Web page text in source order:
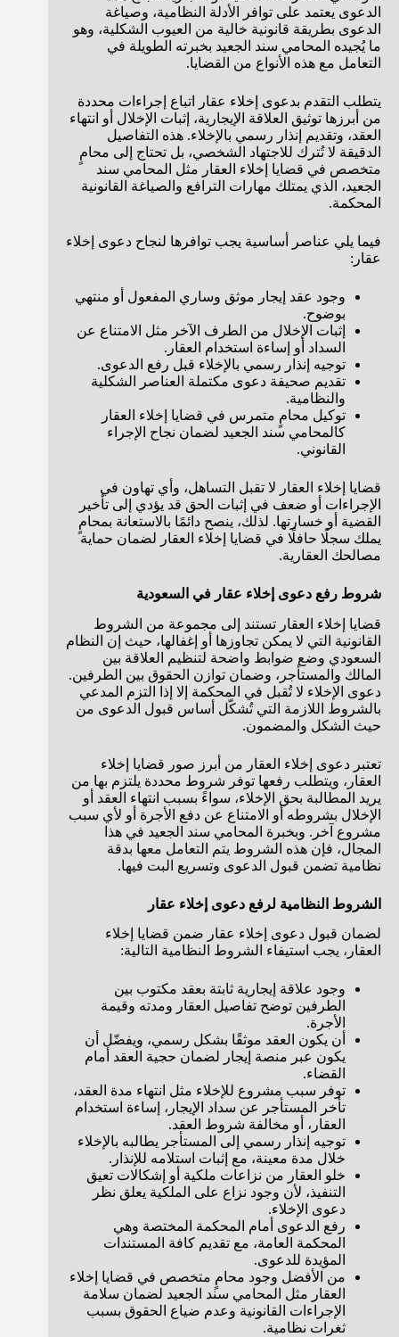
الدعوى يعتمد على توافر الأدلة النظامية، وصياغة
الدعوى بطريقة قانونية خالية من العيوب الشكلية، وهو
ما يُجيده المحامي سند الجعيد بخبرته الطويلة في
التعامل مع هذه الأنواع من القضايا.
يتطلب التقدم بدعوى إخلاء عقار اتباع إجراءات محددة
من أبرزها توثيق العلاقة الإيجارية، إثبات الإخلال أو انتهاء
العقد، وتقديم إنذار رسمي بالإخلاء. هذه التفاصيل
الدقيقة لا تُترك للاجتهاد الشخصي، بل تحتاج إلى محامٍ
متخصص في قضايا إخلاء العقار مثل المحامي سند
الجعيد، الذي يمتلك مهارات الترافع والصياغة القانونية
المحكمة.
فيما يلي عناصر أساسية يجب توافرها لنجاح دعوى إخلاء
عقار:
وجود عقد إيجار موثق وساري المفعول أو منتهي
بوضوح.
إثبات الإخلال من الطرف الآخر مثل الامتناع عن
السداد أو إساءة استخدام العقار.
توجيه إنذار رسمي بالإخلاء قبل رفع الدعوى.
تقديم صحيفة دعوى مكتملة العناصر الشكلية
والنظامية.
توكيل محامٍ متمرس في قضايا إخلاء العقار
كالمحامي سند الجعيد لضمان نجاح الإجراء
القانوني.
قضايا إخلاء العقار لا تقبل التساهل، وأي تهاون في
الإجراءات أو ضعف في إثبات الحق قد يؤدي إلى تأخير
القضية أو خسارتها. لذلك، ينصح دائمًا بالاستعانة بمحامٍ
يملك سجلًا حافلًا في قضايا إخلاء العقار لضمان حماية
مصالحك العقارية.
شروط رفع دعوى إخلاء عقار في السعودية
قضايا إخلاء العقار تستند إلى مجموعة من الشروط
القانونية التي لا يمكن تجاوزها أو إغفالها، حيث إن النظام
السعودي وضع ضوابط واضحة لتنظيم العلاقة بين
المالك والمستأجر، وضمان توازن الحقوق بين الطرفين.
دعوى الإخلاء لا تُقبل في المحكمة إلا إذا التزم المدعي
بالشروط اللازمة التي تُشكّل أساس قبول الدعوى من
حيث الشكل والمضمون.
تعتبر دعوى إخلاء العقار من أبرز صور قضايا إخلاء
العقار، ويتطلب رفعها توفر شروط محددة يلتزم بها من
يريد المطالبة بحق الإخلاء، سواءً بسبب انتهاء العقد أو
الإخلال بشروطه أو الامتناع عن دفع الأجرة أو لأي سبب
مشروع آخر. وبخبرة المحامي سند الجعيد في هذا
المجال، فإن هذه الشروط يتم التعامل معها بدقة
نظامية تضمن قبول الدعوى وتسريع البت فيها.
الشروط النظامية لرفع دعوى إخلاء عقار
لضمان قبول دعوى إخلاء عقار ضمن قضايا إخلاء
العقار، يجب استيفاء الشروط النظامية التالية:
وجود علاقة إيجارية ثابتة بعقد مكتوب بين
الطرفين توضح تفاصيل العقار ومدته وقيمة
الأجرة.
أن يكون العقد موثقًا بشكل رسمي، ويفضّل أن
يكون عبر منصة إيجار لضمان حجية العقد أمام
القضاء.
توفر سبب مشروع للإخلاء مثل انتهاء مدة العقد،
تأخر المستأجر عن سداد الإيجار، إساءة استخدام
العقار، أو مخالفة شروط العقد.
توجيه إنذار رسمي إلى المستأجر يطالبه بالإخلاء
خلال مدة معينة، مع إثبات استلامه للإنذار.
خلو العقار من نزاعات ملكية أو إشكالات تعيق
التنفيذ، لأن وجود نزاع على الملكية يعلق نظر
دعوى الإخلاء.
رفع الدعوى أمام المحكمة المختصة وهي
المحكمة العامة، مع تقديم كافة المستندات
المؤيدة للدعوى.
من الأفضل وجود محامٍ متخصص في قضايا إخلاء
العقار مثل المحامي سند الجعيد لضمان سلامة
الإجراءات القانونية وعدم ضياع الحقوق بسبب
ثغرات نظامية.